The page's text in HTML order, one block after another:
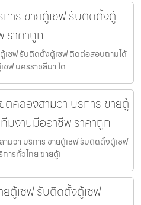
าร ขายตู้เซฟ รับติดตั้งตู้
ราคาถูก
เซฟ รับติดตั้งตู้เซฟ ติดต่อสอบถามได้
ฟ นครราชสีมา โด
ตคลองสามวา บริการ ขายตู้
มงานมืออาชีพ ราคาถูก
มวา บริการ ขายตู้เซฟ รับติดตั้งตู้เซฟ
ารทั่วไทย ขายตู้เ
ยตู้เซฟ รับติดตั้งตู้เซฟ